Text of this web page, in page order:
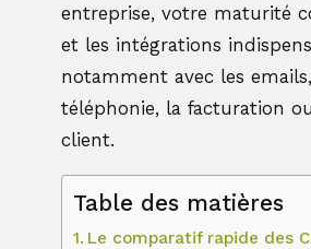
entreprise, votre maturité
et les intégrations
notamment avec les
téléphonie, la facturation
client.
Table des matières
Le comparatif rapide des